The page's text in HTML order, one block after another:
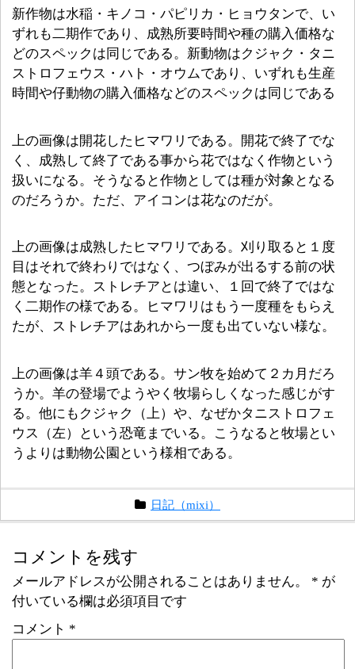
新作物は水稲・キノコ・パピリカ・ヒョウタンで、い
ずれも二期作であり、成熟所要時間や種の購入価格な
どのスペックは同じである。新動物はクジャク・タニ
ストロフェウス・ハト・オウムであり、いずれも生産
時間や仔動物の購入価格などのスペックは同じである
上の画像は開花したヒマワリである。開花で終了でな
く、成熟して終了である事から花ではなく作物という
扱いになる。そうなると作物としては種が対象となる
のだろうか。ただ、アイコンは花なのだが。
上の画像は成熟したヒマワリである。刈り取ると１度
目はそれで終わりではなく、つぼみが出るする前の状
態となった。ストレチアとは違い、１回で終了ではな
く二期作の様である。ヒマワリはもう一度種をもらえ
たが、ストレチアはあれから一度も出ていない様な。
上の画像は羊４頭である。サン牧を始めて２カ月だろ
うか。羊の登場でようやく牧場らしくなった感じがす
る。他にもクジャク（上）や、なぜかタニストロフェ
ウス（左）という恐竜までいる。こうなると牧場とい
うよりは動物公園という様相である。
日記（mixi）
コメントを残す
メールアドレスが公開されることはありません。 * が
付いている欄は必須項目です
コメント *